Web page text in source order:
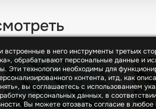
встроенные в него инструменты третьих
обрабатывают персональные данные и
Эти технологии необходимы для
контента, итд, как
вы соглашаетесь с использованием
персональных данных, в
Вы можете отозвать согласие в любое